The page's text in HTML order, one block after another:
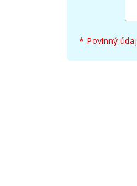
* Povinný údaj